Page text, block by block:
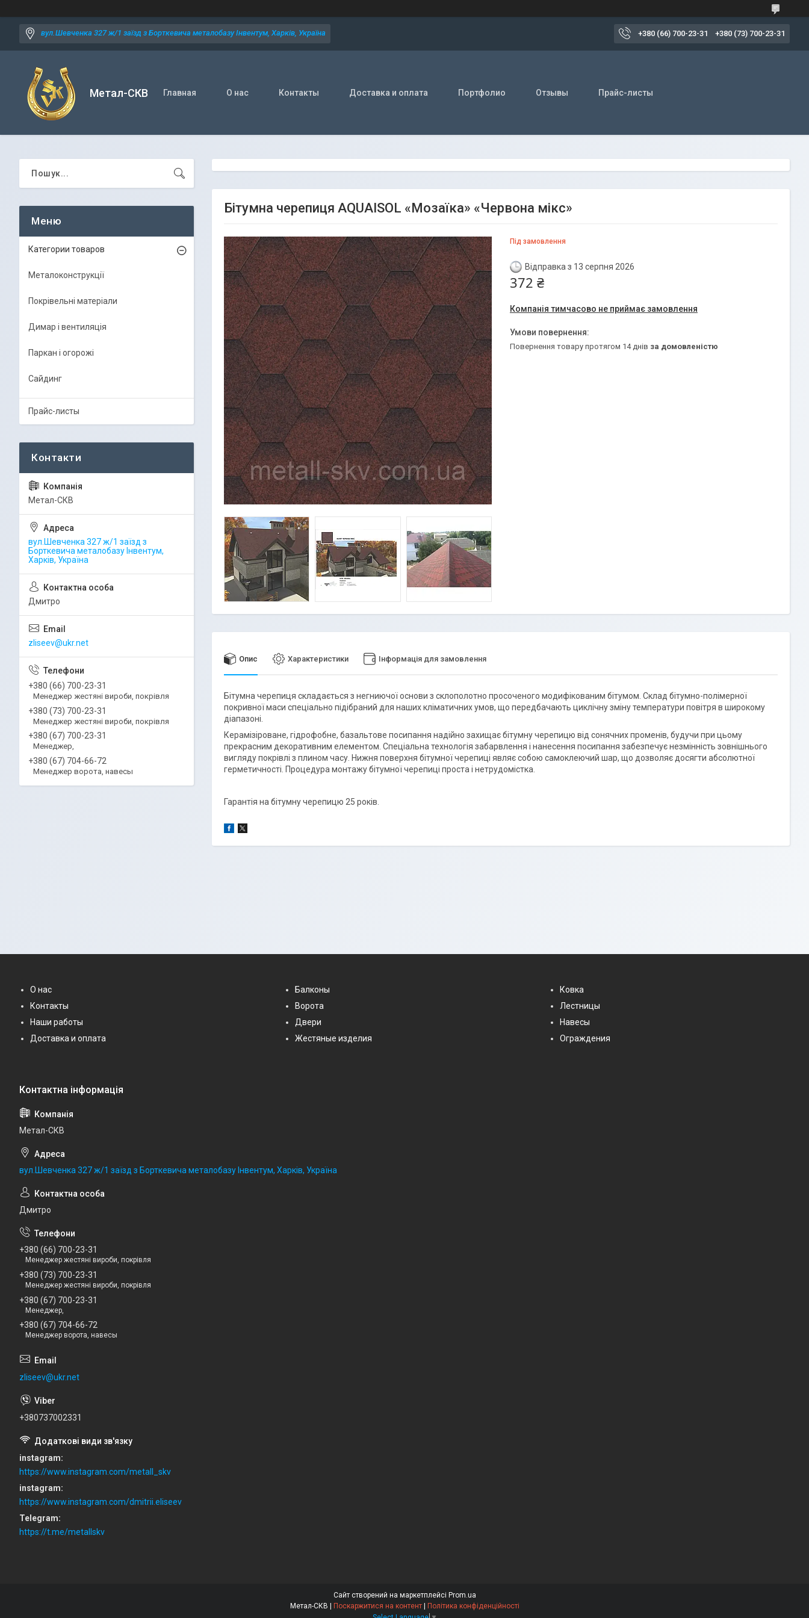
вул.Шевченка 327 ж/1 заїзд з Борткевича металобазу Інвентум, Харків, Україна +380 (66) 700-23-31 +380 (73) 700-23-31
Метал-СКВ Главная О нас Контакты Доставка и оплата Портфолио Отзывы Прайс-листы
Бітумна черепиця AQUAISOL «Мозаїка» «Червона мікс»
Під замовлення
Відправка з 13 серпня 2026
372 ₴
Компанія тимчасово не приймає замовлення
повернення товару протягом 14 днів за домовленістю
Опис Характеристики Інформація для замовлення
Бітумна черепиця складається з негниючої основи з склополотно просоченого модифікованим бітумом. Склад бітумно-полімерної
покривної маси спеціально підібраний для наших кліматичних умов, що передбачають циклічну зміну температури повітря в широкому
діапазоні.
Керамізіроване, гідрофобне, базальтове посипання надійно захищає бітумну черепицю від сонячних променів, будучи при цьому
прекрасним декоративним елементом. Спеціальна технологія забарвлення і нанесення посипання забезпечує незмінність зовнішнього
вигляду покрівлі з плином часу. Нижня поверхня бітумної черепиці являє собою самоклеючий шар, що дозволяє досягти абсолютної
герметичності. Процедура монтажу бітумної черепиці проста і нетрудомістка.
Гарантія на бітумну черепицю 25 років.
Категории товаров
Металоконструкції
Покрівельні матеріали
Димар і вентиляція
Паркан і огорожі
Сайдинг
Прайс-листы
Метал-СКВ
вул.Шевченка 327 ж/1 заїзд з
Борткевича металобазу Інвентум,
Харків, Україна
Дмитро
zliseev@ukr.net
+380 (66) 700-23-31
Менеджер жестяні вироби, покрівля
+380 (73) 700-23-31
Менеджер жестяні вироби, покрівля
+380 (67) 700-23-31
Менеджер,
+380 (67) 704-66-72
Менеджер ворота, навесы
О нас
Контакты
Наши работы
Доставка и оплата
Балконы
Ворота
Двери
Жестяные изделия
Ковка
Лестницы
Навесы
Ограждения
Метал-СКВ
вул.Шевченка 327 ж/1 заїзд з Борткевича металобазу Інвентум, Харків, Україна
Дмитро
+380 (66) 700-23-31
Менеджер жестяні вироби, покрівля
+380 (73) 700-23-31
Менеджер жестяні вироби, покрівля
+380 (67) 700-23-31
Менеджер,
+380 (67) 704-66-72
Менеджер ворота, навесы
zliseev@ukr.net
+380737002331
instagram
https://www.instagram.com/metall_skv
instagram
https://www.instagram.com/dmitrii.eliseev
Telegram
https://t.me/metallskv
Сайт створений на маркетплейсі Prom.ua
Поскаржитися на контент
Політика конфіденційності